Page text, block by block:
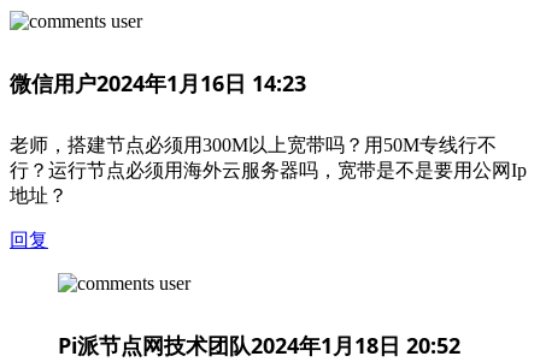
微信用户2024年1月16日 14:23
老师，搭建节点必须用300M以上宽带吗？用50M专线行不
行？运行节点必须用海外云服务器吗，宽带是不是要用公网Ip
地址？
回复
Pi派节点网技术团队2024年1月18日 20:52